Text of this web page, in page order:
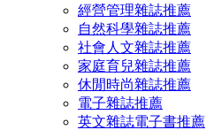
經營管理雜誌推薦
自然科學雜誌推薦
社會人文雜誌推薦
家庭育兒雜誌推薦
休閒時尚雜誌推薦
電子雜誌推薦
英文雜誌電子書推薦